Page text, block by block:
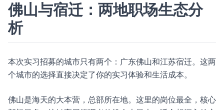
佛山与宿迁：两地职场生态分
析
本次实习招募的城市只有两个：广东佛山和江苏宿迁。这两
个城市的选择直接决定了你的实习体验和生活成本。
佛山是海天的大本营，总部所在地。这里的岗位最全，核心